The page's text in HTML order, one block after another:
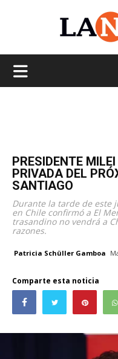
PRESIDENTE
PRIVADA DEL
SANTIAGO
Durante la tarde de este
en Chile confirmó a El
trasandino no vendrá a
razones.
Patricia Schüller Gamboa
Comparte esta noticia